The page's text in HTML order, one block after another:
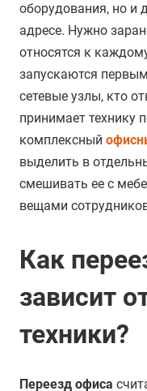
оборудования, но и
адресе. Нужно
относятся к
запускаются
сетевые узлы, кто
принимает технику
комплексный
выделить в
смешивать ее с
вещами
Как
зависит
техники?
Переезд офиса